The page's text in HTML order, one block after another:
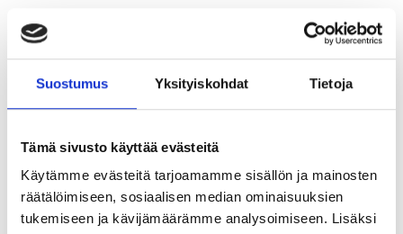
Suostumus Yksityiskohdat Tietoja
Tämä sivusto käyttää evästeitä
Käytämme evästeitä tarjoamamme sisällön ja mainosten
räätälöimiseen, sosiaalisen median ominaisuuksien
tukemiseen ja kävijämäärämme analysoimiseen. Lisäksi
7. Hyväksy epätäydellisyys
onnistuvat heti. Yritä parhaasi, mutta ennakoi myös
kompuroiminen matkan varrella.